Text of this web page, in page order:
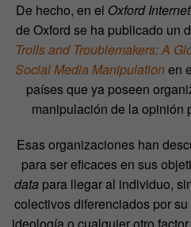
De hecho, en el Oxford
de Oxford se ha publicado un
Trolls and Troublemakers: A
Social Media Manipulationen
países que ya poseen
manipulación de la opinión
Esas organizaciones han
para ser eficaces en sus
data para llegar al individuo,
colectivos diferenciados por